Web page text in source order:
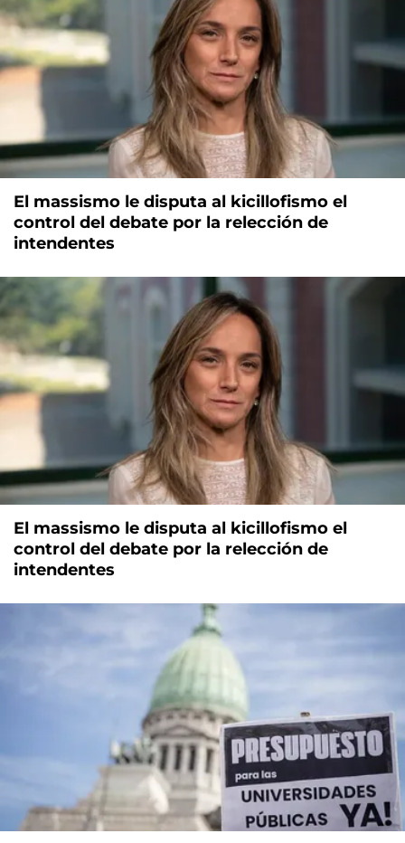
El massismo le disputa al kicillofismo el
control del debate por la relección de
intendentes
El massismo le disputa al kicillofismo el
control del debate por la relección de
intendentes